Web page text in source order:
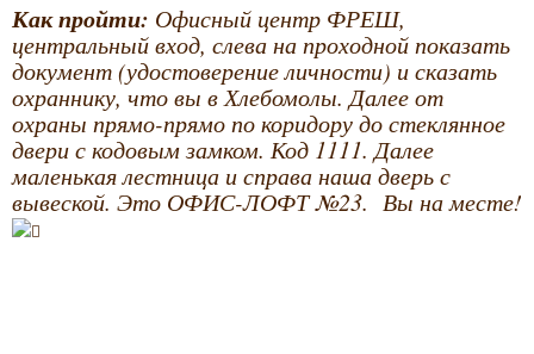
Как пройти: Офисный центр ФРЕШ,
центральный вход, слева на проходной показать
документ (удостоверение личности) и сказать
охраннику, что вы в Хлебомолы. Далее от
охраны прямо-прямо по коридору до стеклянное
двери с кодовым замком. Код 1111. Далее
маленькая лестница и справа наша дверь с
вывеской. Это ОФИС-ЛОФТ №23. Вы на месте!